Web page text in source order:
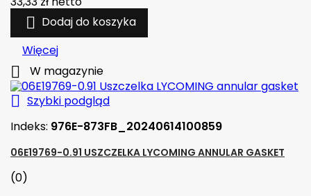
 Dodaj do koszyka
Więcej
 W magazynie
 Szybki podgląd
Indeks: 976E-873FB_20240614100859
06E19769-0.91 USZCZELKA LYCOMING ANNULAR GASKET
(0)